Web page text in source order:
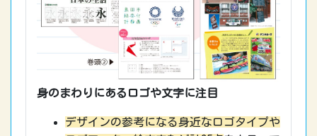
身のまわりにあるロゴや文字に注目
デザインの参考になる身近なロゴタイプや